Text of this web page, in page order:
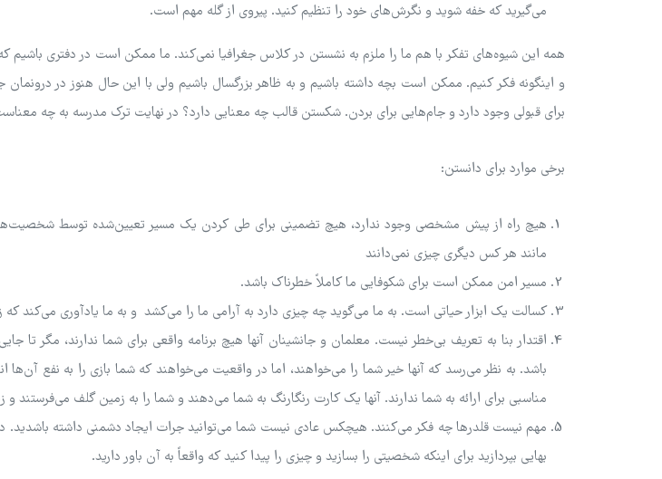
می‌گیرید که خفه شوید و نگرش‌های خود را تنظیم کنید. پیروی از گله مهم است.
همه این شیوه‌های تفکر با هم ما را ملزم به نشستن در کلاس جغرافیا نمی‌کند. ما ممکن است در دفتری باشیم که
و اینگونه فکر کنیم. ممکن است بچه داشته باشیم و به ظاهر بزرگسال باشیم ولی با این حال هنوز در درونمان
برای قبولی وجود دارد و جام‌هایی برای بردن. شکستن قالب چه معنایی دارد؟ در نهایت ترک مدرسه به چه
برخی موارد برای دانستن:
هیچ راه از پیش مشخصی وجود ندارد، هیچ تضمینی برای طی کردن یک مسیر تعیین‌شده توسط
مانند هر کس دیگری چیزی نمی‌دانند
مسیر امن ممکن است برای شکوفایی ما کاملاً خطرناک باشد.
کسالت یک ابزار حیاتی است. به ما می‌گوید چه چیزی دارد به آرامی ما را می‌کشد و به ما یادآوری می‌کند
اقتدار بنا به تعریف بی‌خطر نیست. معلمان و جانشینان آنها هیچ برنامه واقعی برای شما ندارند، مگر تا
باشد. به نظر می‌رسد که آنها خیر شما را می‌خواهند، اما در واقعیت می‌خواهند که شما بازی را به نفع آن‌ها
مناسبی برای ارائه به شما ندارند. آنها یک کارت رنگارنگ به شما می‌دهند و شما را به زمین گلف می‌فرستند و
مهم نیست قلدرها چه فکر می‌کنند. هیچکس عادی نیست شما می‌توانید جرات ایجاد دشمنی داشته باشدید. در
بهایی بپردازید برای اینکه شخصیتی را بسازید و چیزی را پیدا کنید که واقعاً به آن باور دارید.